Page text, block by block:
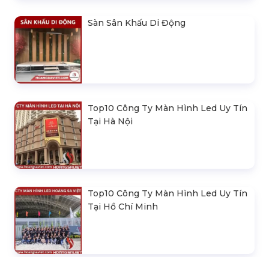
Sàn Sân Khấu Di Động
Top10 Công Ty Màn Hình Led Uy Tín
Tại Hà Nội
Top10 Công Ty Màn Hình Led Uy Tín
Tại Hồ Chí Minh